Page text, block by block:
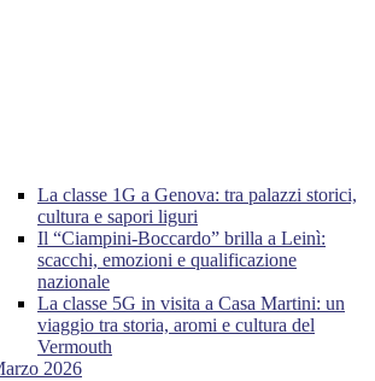
La classe 1G a Genova: tra palazzi storici,
cultura e sapori liguri
Il “Ciampini-Boccardo” brilla a Leinì:
scacchi, emozioni e qualificazione
nazionale
La classe 5G in visita a Casa Martini: un
viaggio tra storia, aromi e cultura del
Vermouth
2026